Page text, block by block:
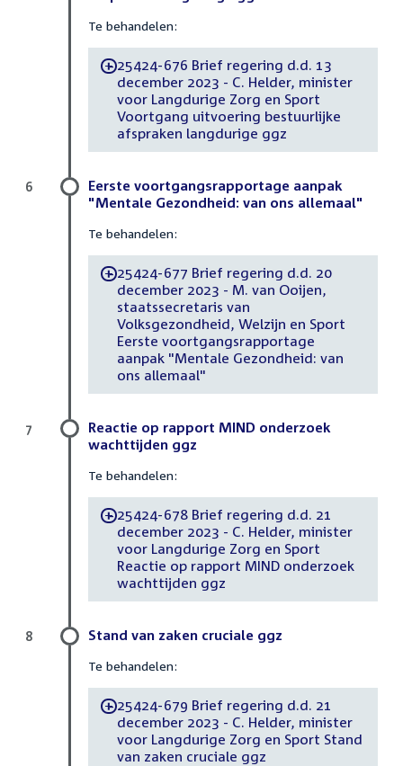
Te behandelen:
-25424-676 Brief regering d.d. 13
december 2023 - C. Helder, minister
voor Langdurige Zorg en Sport
Voortgang uitvoering bestuurlijke
afspraken langdurige ggz
Eerste voortgangsrapportage aanpak
"Mentale Gezondheid: van ons allemaal"
Te behandelen:
-25424-677 Brief regering d.d. 20
december 2023 - M. van Ooijen,
staatssecretaris van
Volksgezondheid, Welzijn en Sport
Eerste voortgangsrapportage
aanpak "Mentale Gezondheid: van
ons allemaal"
6
Reactie op rapport MIND onderzoek
wachttijden ggz
Te behandelen:
-25424-678 Brief regering d.d. 21
december 2023 - C. Helder, minister
voor Langdurige Zorg en Sport
Reactie op rapport MIND onderzoek
wachttijden ggz
7
Stand van zaken cruciale ggz
Te behandelen:
-25424-679 Brief regering d.d. 21
december 2023 - C. Helder, minister
voor Langdurige Zorg en Sport Stand
van zaken cruciale ggz
8